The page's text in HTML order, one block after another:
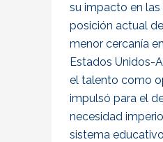
su impacto en
posición actual
menor cercanía
Estados Unidos-
el talento como
impulsó para el
necesidad
sistema